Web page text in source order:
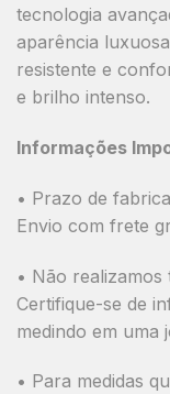
tecnologia
aparência
resistente e
e brilho intenso.
Informações
• Prazo de
Envio com frete
• Não realizamos
Certifique-se de
medindo em uma
• Para medidas